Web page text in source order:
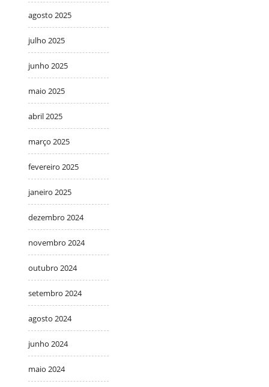
agosto 2025
julho 2025
junho 2025
maio 2025
abril 2025
março 2025
fevereiro 2025
janeiro 2025
dezembro 2024
novembro 2024
outubro 2024
setembro 2024
agosto 2024
junho 2024
maio 2024